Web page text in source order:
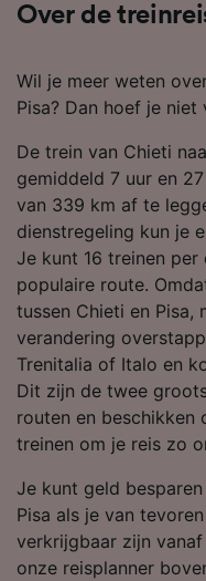
Over de
Wil je meer weten
Pisa? Dan hoef je
De trein van Chieti
gemiddeld 7 uur en
van 339 km af te
dienstregeling kun je
Je kunt 16 treinen
populaire route.
tussen Chieti en Pisa,
verandering
Trenitalia of Italo en
Dit zijn de twee
routen en beschikken
treinen om je reis zo
Je kunt geld
Pisa als je van
verkrijgbaar zijn
onze reisplanner